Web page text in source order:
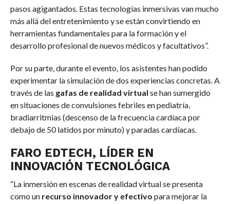
pasos agigantados. Estas tecnologías inmersivas van mucho
más allá del entretenimiento y se están convirtiendo en
herramientas fundamentales para la formación y el
desarrollo profesional de nuevos médicos y facultativos”.
Por su parte, durante el evento, los asistentes han podido
experimentar la simulación de dos experiencias concretas. A
través de las gafas de realidad virtual se han sumergido
en situaciones de convulsiones febriles en pediatría,
bradiarritmias (descenso de la frecuencia cardíaca por
debajo de 50 latidos por minuto) y paradas cardíacas.
FARO EDTECH, LÍDER EN
INNOVACIÓN TECNOLÓGICA
“La inmersión en escenas de realidad virtual se presenta
como un recurso innovador y efectivo para mejorar la